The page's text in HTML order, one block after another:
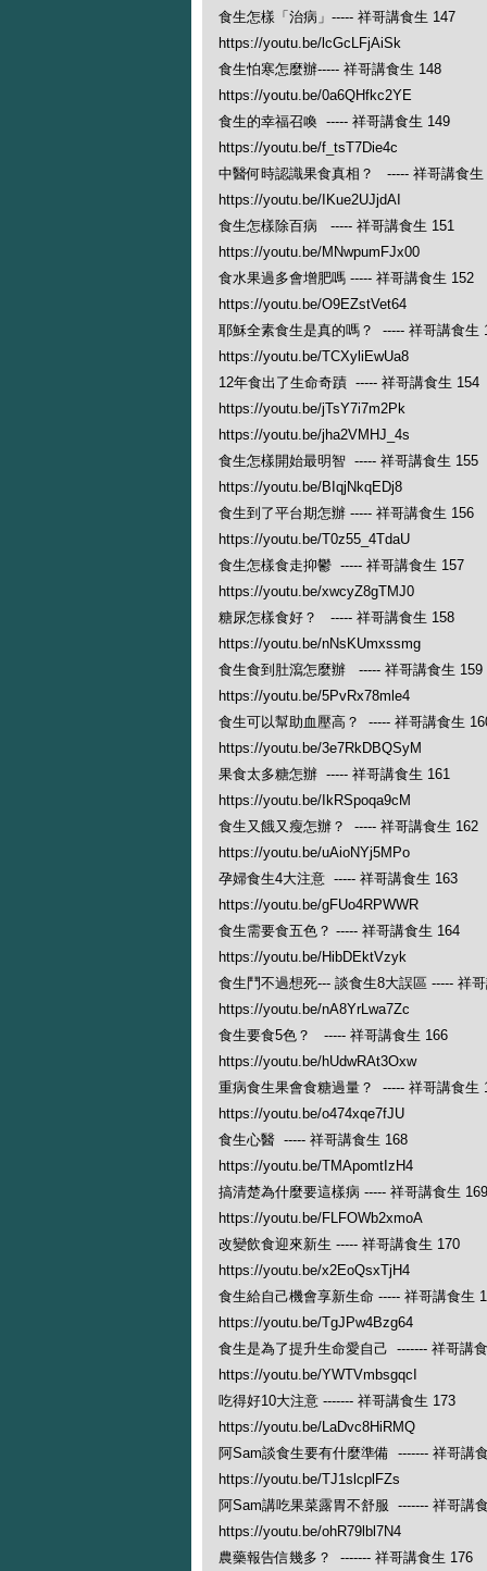
食生怎樣「治病」----- 祥哥講食生 147
https://youtu.be/lcGcLFjAiSk
食生怕寒怎麼辦----- 祥哥講食生 148
https://youtu.be/0a6QHfkc2YE
食生的幸福召喚 ----- 祥哥講食生 149
https://youtu.be/f_tsT7Die4c
中醫何時認識果食真相？ ----- 祥哥講食生
https://youtu.be/IKue2UJjdAI
食生怎樣除百病 ----- 祥哥講食生 151
https://youtu.be/MNwpumFJx00
食水果過多會增肥嗎 ----- 祥哥講食生 152
https://youtu.be/O9EZstVet64
耶穌全素食生是真的嗎？ ----- 祥哥講食生
https://youtu.be/TCXyliEwUa8
12年食出了生命奇蹟 ----- 祥哥講食生 154
https://youtu.be/jTsY7i7m2Pk
https://youtu.be/jha2VMHJ_4s
食生怎樣開始最明智 ----- 祥哥講食生 155
https://youtu.be/BIqjNkqEDj8
食生到了平台期怎辦 ----- 祥哥講食生 156
https://youtu.be/T0z55_4TdaU
食生怎樣食走抑鬱 ----- 祥哥講食生 157
https://youtu.be/xwcyZ8gTMJ0
糖尿怎樣食好？ ----- 祥哥講食生 158
https://youtu.be/nNsKUmxssmg
食生食到肚瀉怎麼辦 ----- 祥哥講食生 159
https://youtu.be/5PvRx78mle4
食生可以幫助血壓高？ ----- 祥哥講食生
https://youtu.be/3e7RkDBQSyM
果食太多糖怎辦 ----- 祥哥講食生 161
https://youtu.be/IkRSpoqa9cM
食生又餓又瘦怎辦？ ----- 祥哥講食生 162
https://youtu.be/uAioNYj5MPo
孕婦食生4大注意 ----- 祥哥講食生 163
https://youtu.be/gFUo4RPWWR
食生需要食五色？ ----- 祥哥講食生 164
https://youtu.be/HibDEktVzyk
食生鬥不過想死--- 談食生8大誤區 ----- 祥
https://youtu.be/nA8YrLwa7Zc
食生要食5色？ ----- 祥哥講食生 166
https://youtu.be/hUdwRAt3Oxw
重病食生果會食糖過量？ ----- 祥哥講食生
https://youtu.be/o474xqe7fJU
食生心醫 ----- 祥哥講食生 168
https://youtu.be/TMApomtIzH4
搞清楚為什麼要這樣病 ----- 祥哥講食生 169
https://youtu.be/FLFOWb2xmoA
改變飲食迎來新生 ----- 祥哥講食生 170
https://youtu.be/x2EoQsxTjH4
食生給自己機會享新生命 ----- 祥哥講食生
https://youtu.be/TgJPw4Bzg64
食生是為了提升生命愛自己 ------- 祥哥講
https://youtu.be/YWTVmbsgqcI
吃得好10大注意 ------- 祥哥講食生 173
https://youtu.be/LaDvc8HiRMQ
阿Sam談食生要有什麼準備 ------- 祥哥講
https://youtu.be/TJ1slcplFZs
阿Sam講吃果菜露胃不舒服 ------- 祥哥講
https://youtu.be/ohR79lbl7N4
農藥報告信幾多？ ------- 祥哥講食生 176